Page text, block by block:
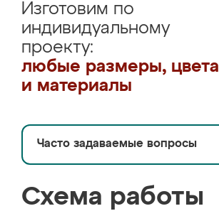
Изготовим по
индивидуальному
проекту:
любые размеры, цвета
и материалы
Часто задаваемые вопросы
Схема работы